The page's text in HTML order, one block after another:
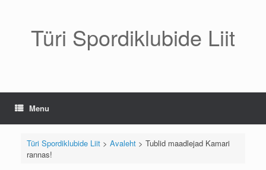
Türi Spordiklubide Liit
Menu
Türi Spordiklubide Liit> Avaleht> Tublid maadlejad Kamari
rannas!